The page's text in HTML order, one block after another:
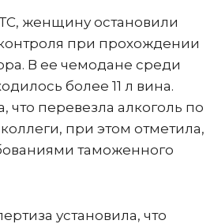
женщину остановили
при прохождении
В ее чемодане среди
более 11 л вина.
что перевезла алкоголь по
при этом отметила,
таможенного
установила, что